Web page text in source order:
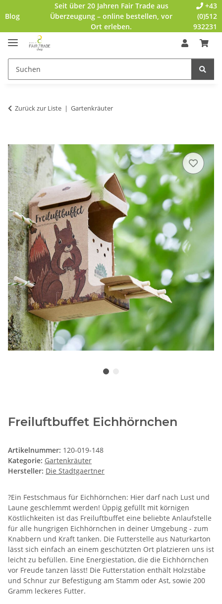
Blog
Seit über 20 Jahren Fair Trade aus
Überzeugung – online bestellen, vor
Ort erleben.
+43
(0)512
932231
Zurück zur Liste Gartenkräuter
Freiluftbuffet Eichhörnchen
Artikelnummer: 120-019-148
Kategorie: Gartenkräuter
Hersteller: Die Stadtgaertner
?Ein Festschmaus für Eichhörnchen: Hier darf nach Lust und
Laune geschlemmt werden! Üppig gefüllt mit körnigen
Köstlichkeiten ist das Freiluftbuffet eine beliebte Anlaufstelle
für alle hungrigen Eichhörnchen in deiner Umgebung - zum
Knabbern und Kraft tanken. Die Futterstelle aus Naturkarton
lässt sich einfach an einem geschützten Ort platzieren uns ist
leicht zu befüllen. Eine Energiestation, die die Eichhörnchen
vor Freude tanzen lässt! Die Futterstation enthält Holzstäbe
und Schnur zur Befestigung am Stamm oder Ast, sowie 200
Gramm leckeres Futter.